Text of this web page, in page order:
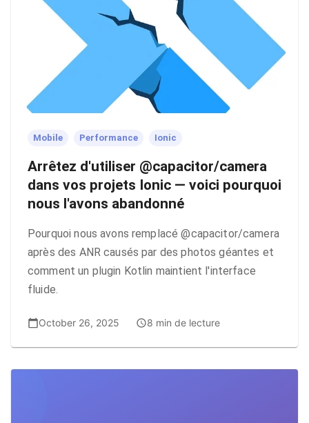
Mobile Performance Ionic
Arrêtez d'utiliser @capacitor/camera
dans vos projets Ionic — voici pourquoi
nous l'avons abandonné
Pourquoi nous avons remplacé @capacitor/camera
après des ANR causés par des photos géantes et
comment un plugin Kotlin maintient l'interface
fluide.
October 26, 2025 8 min de lecture